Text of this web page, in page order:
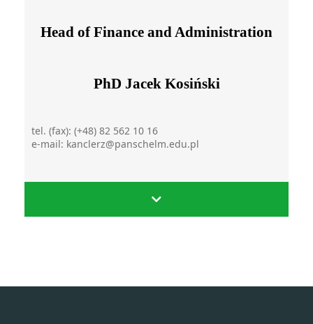
Head of Finance and Administration
PhD Jacek Kosiński
tel. (fax): (+48) 82 562 10 16
e-mail: kanclerz@panschelm.edu.pl